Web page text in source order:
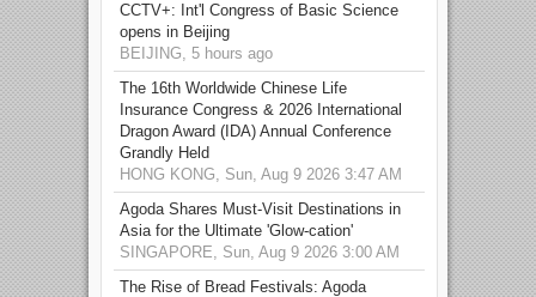
CCTV+: Int'l Congress of Basic Science
opens in Beijing
BEIJING, 5 hours ago
The 16th Worldwide Chinese Life
Insurance Congress & 2026 International
Dragon Award (IDA) Annual Conference
Grandly Held
HONG KONG, Sun, Aug 9 2026 3:47 AM
Agoda Shares Must-Visit Destinations in
Asia for the Ultimate 'Glow-cation'
SINGAPORE, Sun, Aug 9 2026 3:00 AM
The Rise of Bread Festivals: Agoda